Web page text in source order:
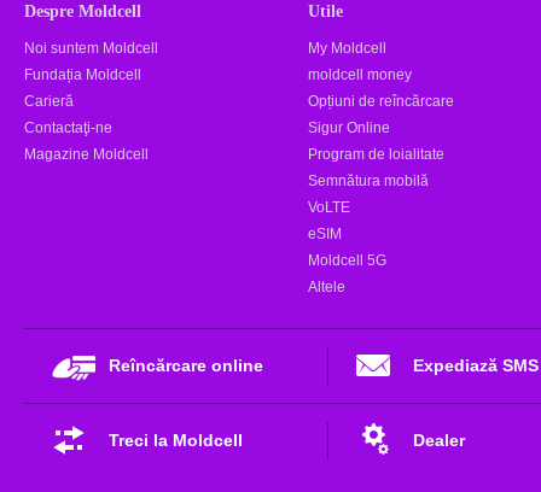
Despre Moldcell
Noi suntem Moldcell
Fundația Moldcell
Carieră
Contactaţi-ne
Magazine Moldcell
Utile
My Moldcell
moldcell money
Opțiuni de reîncărcare
Sigur Online
Program de loialitate
Semnătura mobilă
VoLTE
eSIM
Moldcell 5G
Altele
Reîncărcare online Expediază SMS
Treci la Moldcell Dealer